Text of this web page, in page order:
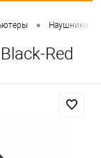
• Наушники с
Red